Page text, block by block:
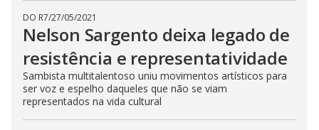
DO R7/27/05/2021
Nelson Sargento deixa legado de
resistência e representatividade
Sambista multitalentoso uniu movimentos artísticos para
ser voz e espelho daqueles que não se viam
representados na vida cultural